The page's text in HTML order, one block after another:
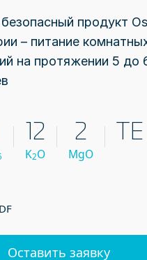
продукт
– питание
на протяжении 5 до
12
K2O
2
MgO
TE
Оставить заявку